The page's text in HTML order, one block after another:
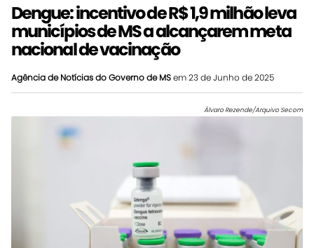
Dengue: incentivo de R$ 1,9 milhão leva
municípios de MS a alcançarem meta
nacional de vacinação
Agência de Notícias do Governo de MSem 23 de Junho de 2025
Álvaro Rezende/Arquivo Secom